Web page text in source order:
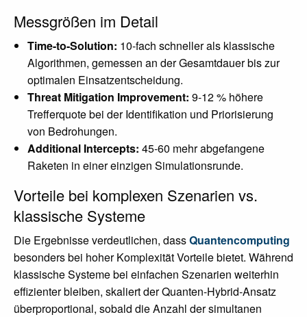
Messgrößen im Detail
Time-to-Solution: 10-fach schneller als klassische
Algorithmen, gemessen an der Gesamtdauer bis zur
optimalen Einsatzentscheidung.
Threat Mitigation Improvement: 9-12 % höhere
Trefferquote bei der Identifikation und Priorisierung
von Bedrohungen.
Additional Intercepts: 45-60 mehr abgefangene
Raketen in einer einzigen Simulationsrunde.
Vorteile bei komplexen Szenarien vs.
klassische Systeme
Die Ergebnisse verdeutlichen, dassQuantencomputing
besonders bei hoher Komplexität Vorteile bietet. Während
klassische Systeme bei einfachen Szenarien weiterhin
effizienter bleiben, skaliert der Quanten-Hybrid-Ansatz
überproportional, sobald die Anzahl der simultanen